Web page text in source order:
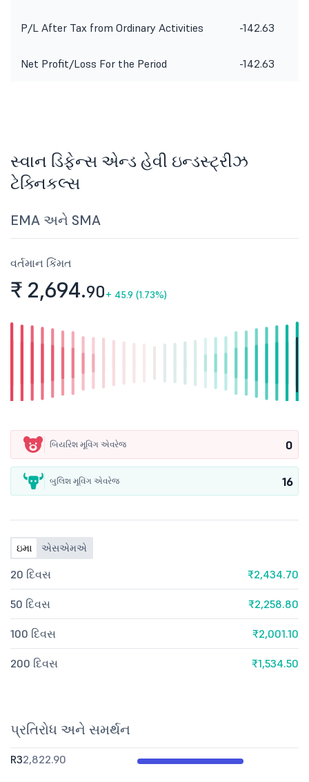
P/L After Tax from Ordinary Activities -142.63
Net Profit/Loss For the Period -142.63
સ્વાન ડિફેન્સ એન્ડ હેવી ઇન્ડસ્ટ્રીઝ
ટેક્નિકલ્સ
EMA અને SMA
વર્તમાન કિંમત
₹ 2,694.90+ 45.9 (1.73%)
બિયરિશ મૂવિંગ એવરેજ 0
બુલિશ મૂવિંગ એવરેજ 16
ઇમા એસએમએ
20 દિવસ ₹2,434.70
50 દિવસ ₹2,258.80
100 દિવસ ₹2,001.10
200 દિવસ ₹1,534.50
પ્રતિરોધ અને સમર્થન
R32,822.90